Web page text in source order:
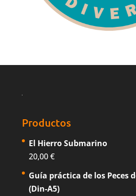
Productos
El Hierro Submarino
20,00€
Guía práctica de los Peces
(Din-A5)